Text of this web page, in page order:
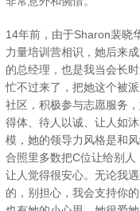
14年前，由于Sharon裴晓
力量培训营相识，她后来
的总经理，也是我当会长
忙不过来了，把她这个被
社区，积极参与志愿服务
得体、待人以诚、让人如
模，她的领导力风格是和
合照里多数把C位让给别
让人觉得很安心。无论我
的，别担心，我会支持你